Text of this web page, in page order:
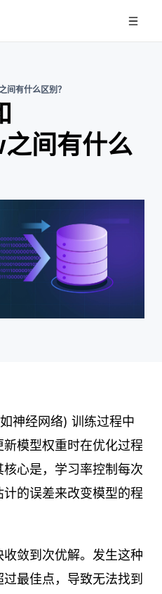
有什么区别？
间有什么
神经网络) 训练过程中
模型权重时在优化过程
心是，学习率控制每次
的误差来改变模型的程
敛到次优解。发生这种
最佳点，导致无法找到